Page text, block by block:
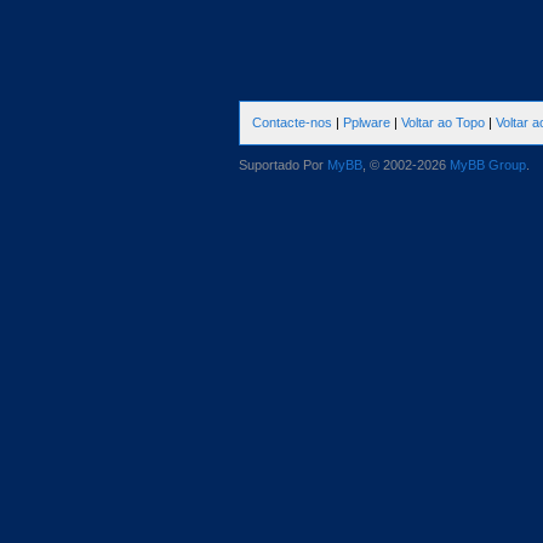
Contacte-nos | Pplware | Voltar ao Topo | Voltar
Suportado Por MyBB , © 2002-2026 MyBB Group